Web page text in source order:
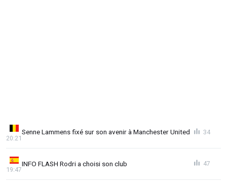
Senne Lammens fixé sur son avenir à Manchester United
20:21
34
INFO FLASH Rodri a choisi son club
19:47
47